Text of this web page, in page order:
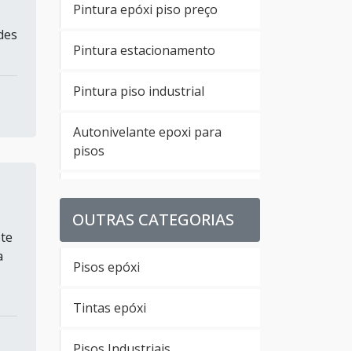
Pintura epóxi piso preço
Pintura estacionamento
Pintura piso industrial
Autonivelante epoxi para
pisos
epoxi
OUTRAS CATEGORIAS
Pisos epóxi
Tintas epóxi